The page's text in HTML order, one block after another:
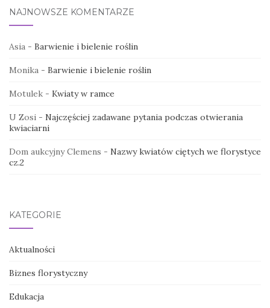
NAJNOWSZE KOMENTARZE
Asia - Barwienie i bielenie roślin
Monika - Barwienie i bielenie roślin
Motulek - Kwiaty w ramce
U Zosi - Najczęściej zadawane pytania podczas otwierania
kwiaciarni
Dom aukcyjny Clemens - Nazwy kwiatów ciętych we florystyce
cz.2
KATEGORIE
Aktualności
Biznes florystyczny
Edukacja